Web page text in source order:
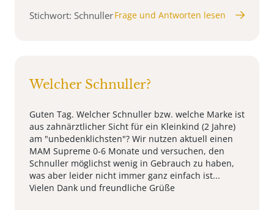
Stichwort: SchnullerFrage und Antworten lesen
Welcher Schnuller?
Guten Tag. Welcher Schnuller bzw. welche Marke ist
aus zahnärztlicher Sicht für ein Kleinkind (2 Jahre)
am "unbedenklichsten"? Wir nutzen aktuell einen
MAM Supreme 0-6 Monate und versuchen, den
Schnuller möglichst wenig in Gebrauch zu haben,
was aber leider nicht immer ganz einfach ist...
Vielen Dank und freundliche Grüße